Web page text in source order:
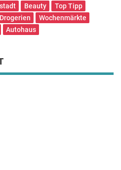
Beauty
Top Tipp
Drogerien
Wochenmärkte
Autohaus